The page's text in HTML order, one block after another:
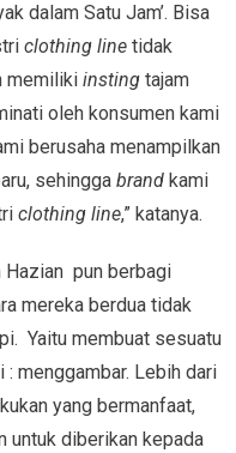
dalam Satu Jam’. Bisa
clothing linetidak
memiliki insting tajam
oleh konsumen kami
berusaha menampilkan
sehinggabrandkami
clothing line,” katanya.
Hazian pun berbagi
mereka berdua tidak
Yaitu membuat sesuatu
menggambar. Lebih dari
yang bermanfaat,
untuk diberikan kepada